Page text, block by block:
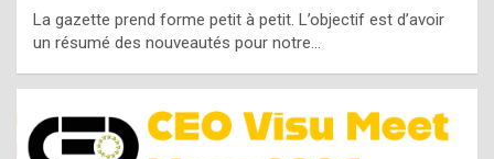
e
n
u
i
n
La gazette prend forme petit à petit. L’objectif est d’avoir
un résumé des nouveautés pour notre…